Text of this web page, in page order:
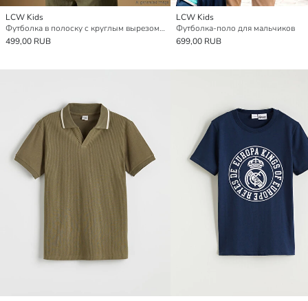
LCW Kids
Футболка в полоску с круглым вырезом для мальчиков
499,00 RUB
LCW Kids
Футболка-поло для мальчиков
699,00 RUB